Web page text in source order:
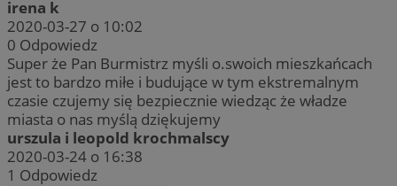
irena k
2020-03-27 o 10:02
0 Odpowiedz
Super że Pan Burmistrz myśli o.swoich mieszkańcach
jest to bardzo miłe i budujące w tym ekstremalnym
czasie czujemy się bezpiecznie wiedząc że władze
miasta o nas myślą dziękujemy
urszula i leopold krochmalscy
2020-03-24 o 16:38
1 Odpowiedz